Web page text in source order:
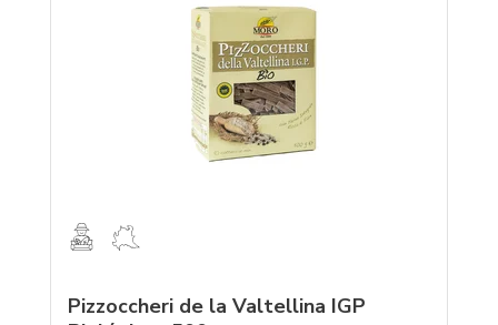
Pizzoccheri de la Valtellina IGP